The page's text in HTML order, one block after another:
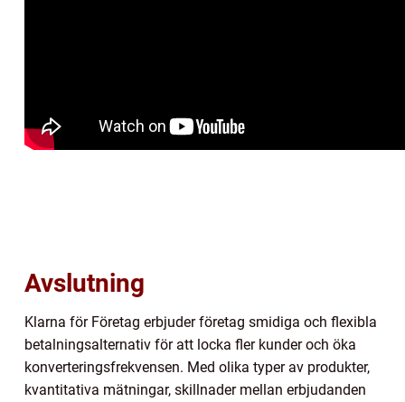
Avslutning
Klarna för Företag erbjuder företag smidiga och flexibla
betalningsalternativ för att locka fler kunder och öka
konverteringsfrekvensen. Med olika typer av produkter,
kvantitativa mätningar, skillnader mellan erbjudanden